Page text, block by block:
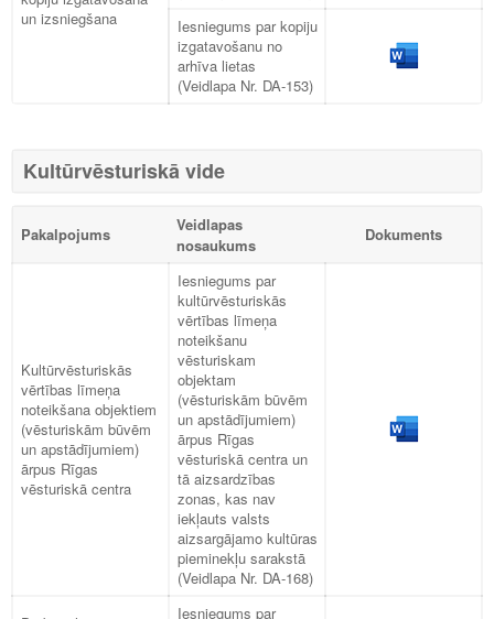
un izsniegšana
Iesniegums par kopiju
izgatavošanu no
arhīva lietas
(Veidlapa Nr. DA-153)
Kultūrvēsturiskā vide
Pakalpojums
Veidlapas
nosaukums
Dokuments
Kultūrvēsturiskās
vērtības līmeņa
noteikšana objektiem
(vēsturiskām būvēm
un apstādījumiem)
ārpus Rīgas
vēsturiskā centra
Iesniegums par
kultūrvēsturiskās
vērtības līmeņa
noteikšanu
vēsturiskam
objektam
(vēsturiskām būvēm
un apstādījumiem)
ārpus Rīgas
vēsturiskā centra un
tā aizsardzības
zonas, kas nav
iekļauts valsts
aizsargājamo kultūras
pieminekļu sarakstā
(Veidlapa Nr. DA-168)
Iesniegums par